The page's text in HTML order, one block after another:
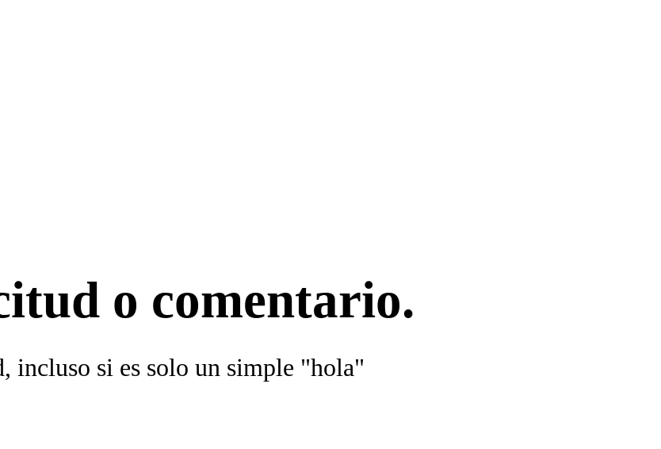
o comentario.
incluso si es solo un simple "hola"